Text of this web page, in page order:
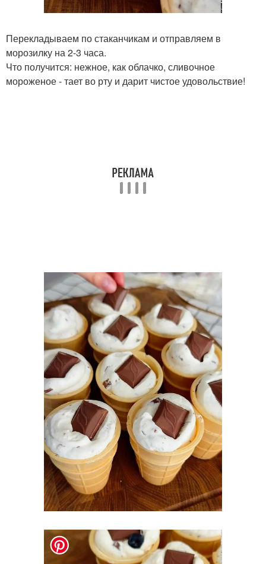
Перекладываем по стаканчикам и отправляем в
морозилку на 2-3 часа.
Что получится: нежное, как облачко, сливочное
мороженое - тает во рту и дарит чистое удовольствие!